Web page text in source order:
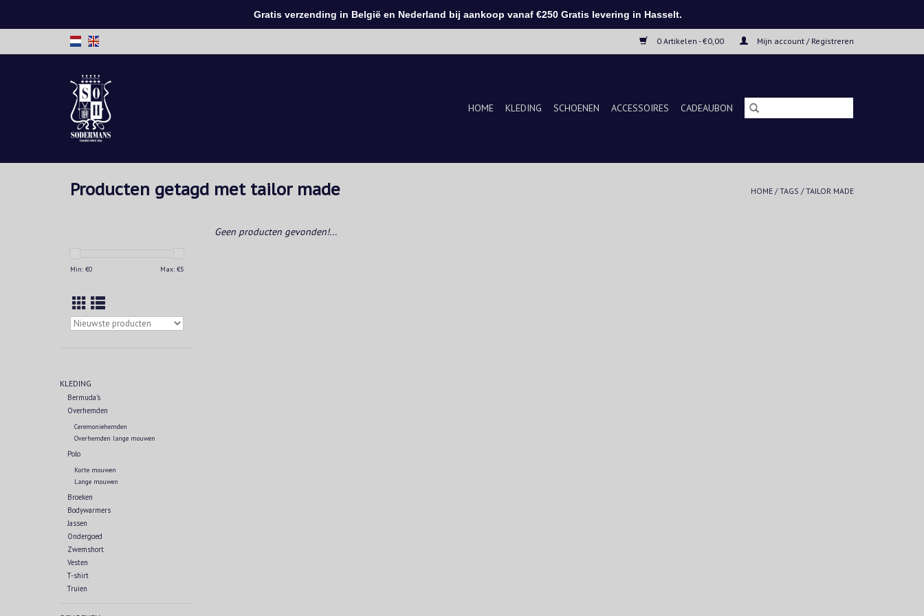
0 Artikelen - €0,00 Mijn account / Registreren
HOME KLEDING SCHOENEN ACCESSOIRES CADEAUBON
Producten getagd met tailor made HOME /TAGS /TAILOR MADE
Min: €0 Max: €5
KLEDING
Bermuda's
Overhemden
Ceremoniehemden
Overhemden lange mouwen
Polo
Korte mouwen
Lange mouwen
Broeken
Bodywarmers
Jassen
Ondergoed
Zwemshort
Vesten
T-shirt
Truien
Geen producten gevonden!...
Gratis verzending in België en Nederland bij aankoop vanaf €250 Gratis levering in Hasselt.